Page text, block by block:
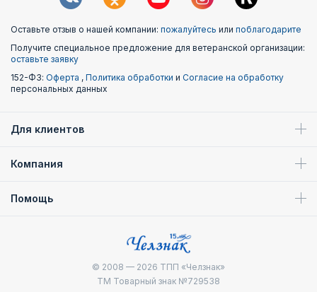
Оставьте отзыв о нашей компании: пожалуйтесь или поблагодарите
Получите специальное предложение для ветеранской организации:
оставьте заявку
152-ФЗ: Оферта , Политика обработки и Согласие на обработку
персональных данных
Для клиентов
Компания
Помощь
© 2008 — 2026 ТПП «Челзнак»
ТМ Товарный знак №729538